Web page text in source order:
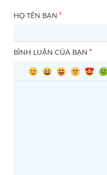
HỌ TÊN BẠN *
BÌNH LUẬN CỦA BẠN *